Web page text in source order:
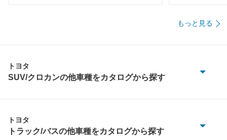
もっと見る
トヨタ
SUV/クロカンの他車種をカタログから探す
bZ4X ツーリング
トヨタ
トラック/バスの他車種をカタログから探す